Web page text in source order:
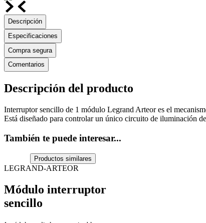
Descripción
Especificaciones
Compra segura
Comentarios
Descripción del producto
Interruptor sencillo de 1 módulo Legrand Arteor es el
Está diseñado para controlar un único circuito de iluminación
También te puede interesar...
Productos similares
LEGRAND-ARTEOR
Módulo interruptor
sencillo